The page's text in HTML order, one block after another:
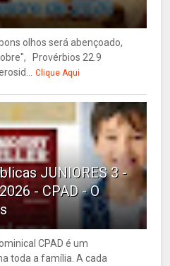
olhos será abençoado,
Provérbios 22.9
Clique Aqui
JUNIORES 3 -
- CPAD - O
CPAD é um
toda a família. A cada